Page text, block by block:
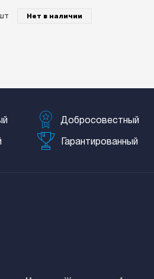
Нет в наличии
Добросовестный
Гарантированный